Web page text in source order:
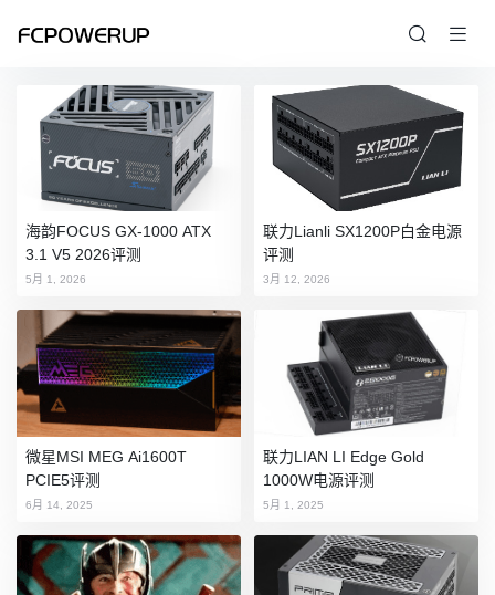
海韵FOCUS GX-1000 ATX
3.1 V5 2026评测
5月 1, 2026
联力Lianli SX1200P白金电源
评测
3月 12, 2026
微星MSI MEG Ai1600T
PCIE5评测
6月 14, 2025
联力LIAN LI Edge Gold
1000W电源评测
5月 1, 2025